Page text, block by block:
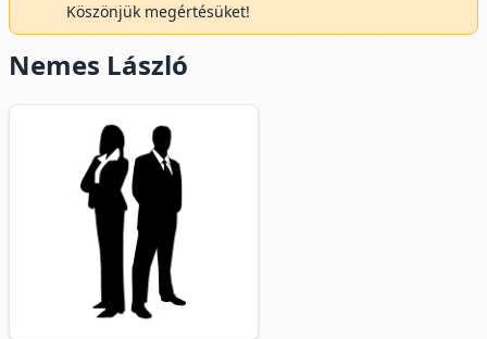
Köszönjük megértésüket!
Nemes László